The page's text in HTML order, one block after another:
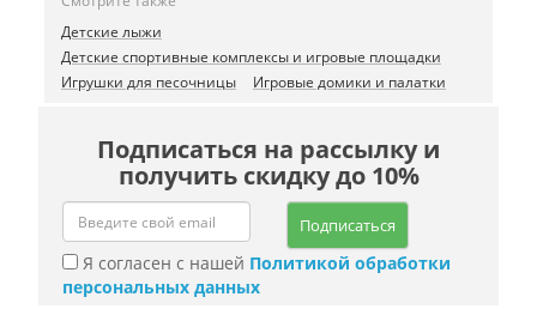
Детские лыжи
Детские спортивные комплексы и игровые площадки
Игрушки для песочницы
Игровые домики и палатки
Подписаться на рассылку и
получить скидку до 10%
Подписаться
Я согласен с нашей Политикой обработки
персональных данных